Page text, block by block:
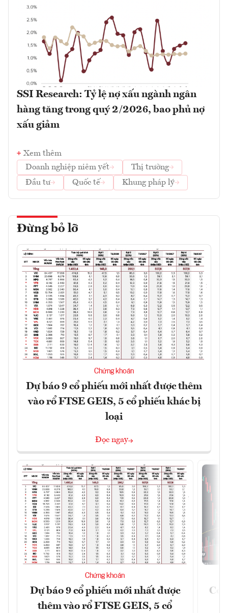
SSI Research: Tỷ lệ nợ xấu ngành ngân
hàng tăng trong quý 2/2026, bao phủ nợ
xấu giảm
Xem thêm
Doanh nghiệp niêm yết
Thị trường
Đầu tư
Quốc tế Khung pháp lý
Đừng bỏ lỡ
Chứng khoán
Dự báo 9 cổ phiếu mới nhất được thêm
vào rổ FTSE GEIS, 5 cổ phiếu khác bị
loại
Đọc ngay
Chứng khoán
Dự báo 9 cổ phiếu mới nhất được
thêm vào rổ FTSE GEIS, 5 cổ
Có